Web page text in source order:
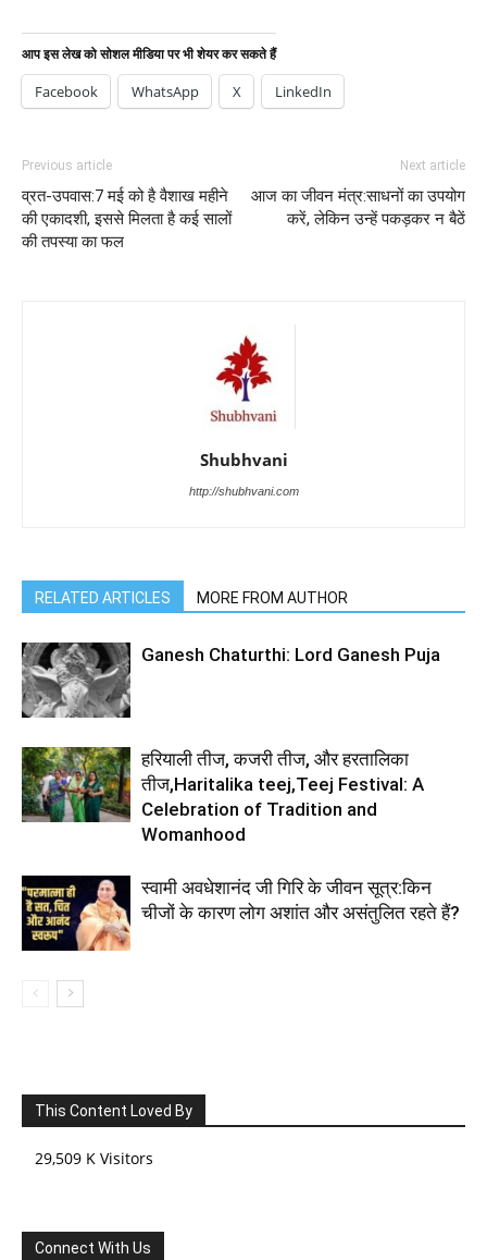
आप इस लेख को सोशल मीडिया पर भी शेयर कर सकते हैं
Facebook WhatsApp X LinkedIn
Previous article
व्रत-उपवास:7 मई को है वैशाख महीने
की एकादशी, इससे मिलता है कई सालों
की तपस्या का फल
Next article
आज का जीवन मंत्र:साधनों का उपयोग
करें, लेकिन उन्हें पकड़कर न बैठें
Shubhvani
http://shubhvani.com
RELATED ARTICLES MORE FROM AUTHOR
Ganesh Chaturthi: Lord Ganesh Puja
हरियाली तीज, कजरी तीज, और हरतालिका
तीज,Haritalika teej,Teej Festival: A
Celebration of Tradition and
Womanhood
स्वामी अवधेशानंद जी गिरि के जीवन सूत्र:किन
चीजों के कारण लोग अशांत और असंतुलित रहते हैं?
This Content Loved By
29,509 K Visitors
Connect With Us